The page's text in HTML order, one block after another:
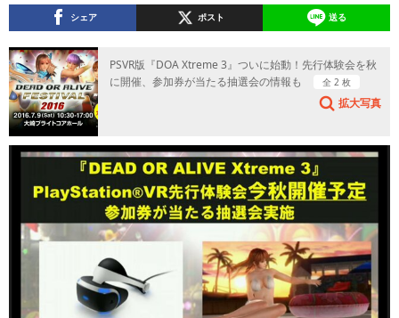
シェア ポスト 送る
PSVR版『DOA Xtreme 3』ついに始動！先行体験会を秋
に開催、参加券が当たる抽選会の情報も
全 2 枚
拡大写真